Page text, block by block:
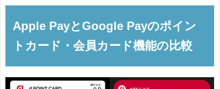
Apple PayとGoogle Payのポイン
トカード・会員カード機能の比較